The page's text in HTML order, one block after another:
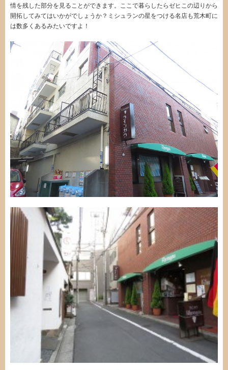
情を残した部分を見ることができます。ここで暮らしたらゼヒこの辺りから
開拓してみてはいかがでしょうか？ミシュランの星をつける名店も荒木町に
は数多くあるみたいですよ！